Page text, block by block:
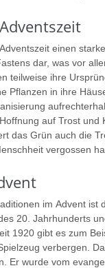
einen
dar, was vor
teilweise ihre
Pflanzen in ihre
auf Trost
das Grün auch die
vergossen
im Advent ist
20. Jahrhunderts
1920 gibt es zum
verbergen.
Er wurde vom